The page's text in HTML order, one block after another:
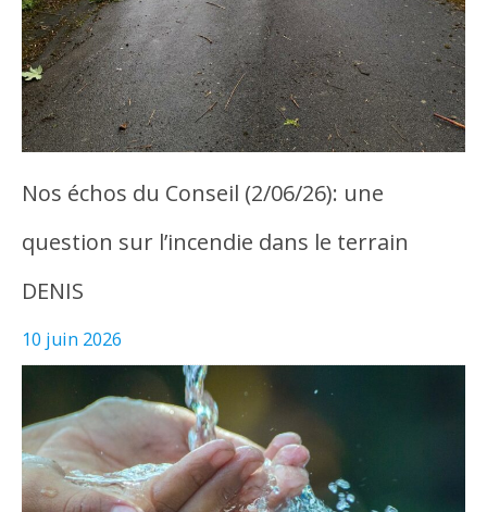
Nos échos du Conseil (2/06/26): une
question sur l’incendie dans le terrain
DENIS
10 juin 2026